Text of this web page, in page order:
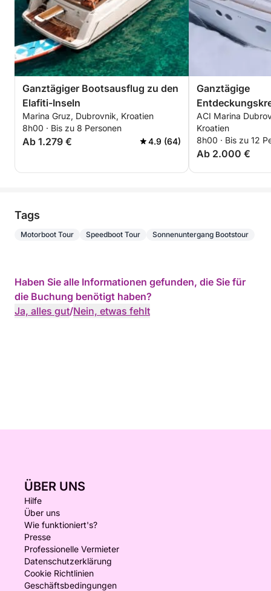
Ganztägiger Bootsausflug zu den
Elafiti-Inseln
Marina Gruz, Dubrovnik, Kroatien
8h00 · Bis zu 8 Personen
Ab 1.279 € 4.9 (64)
Ganztägige
Elaphiten
ACI Marina
Kroatien
8h00 · Bis zu 12
Ab 2.000 €
Tags
Motorboot Tour Speedboot Tour Sonnenuntergang Bootstour
Haben Sie alle Informationen gefunden, die Sie für
die Buchung benötigt haben?
Ja, alles gut/Nein, etwas fehlt
ÜBER UNS
Hilfe
Über uns
Wie funktioniert's?
Presse
Professionelle Vermieter
Datenschutzerklärung
Cookie Richtlinien
Geschäftsbedingungen